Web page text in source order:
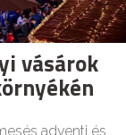
vásárok
adventi és